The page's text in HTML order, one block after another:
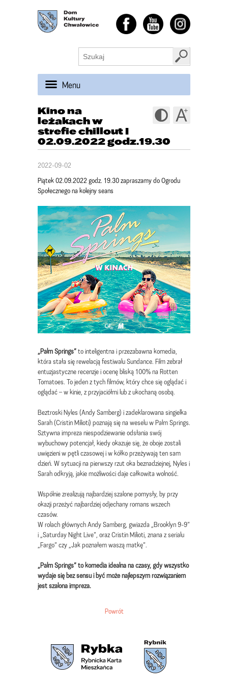
Menu
Kino na
leżakach w
strefie chillout I
02.09.2022 godz.19.30
2022-09-02
Piątek 02.09.2022 godz. 19.30 zapraszamy do Ogrodu
Społecznego na kolejny seans
„Palm Springs”to inteligentna i przezabawna komedia,
która stała się rewelacją festiwalu Sundance. Film zebrał
entuzjastyczne recenzje i ocenę bliską 100% na Rotten
Tomatoes. To jeden z tych filmów, który chce się oglądać i
oglądać – w kinie, z przyjaciółmi lub z ukochaną osobą.
Beztroski Nyles (Andy Samberg) i zadeklarowana singielka
Sarah (Cristin Milioti) poznają się na weselu w Palm Springs.
Sztywna impreza niespodziewanie odsłania swój
wybuchowy potencjał, kiedy okazuje się, że oboje zostali
uwięzieni w pętli czasowej i w kółko przeżywają ten sam
dzień. W sytuacji na pierwszy rzut oka beznadziejnej, Nyles i
Sarah odkryją, jakie możliwości daje całkowita wolność.
Wspólnie zrealizują najbardziej szalone pomysły, by przy
okazji przeżyć najbardziej odjechany romans wszech
czasów.
W rolach głównych Andy Samberg, gwiazda „Brooklyn 9-9”
i „Saturday Night Live”, oraz Cristin Milioti, znana z serialu
„Fargo” czy „Jak poznałem waszą matkę”.
„Palm Springs” to komedia idealna na czasy, gdy wszystko
wydaje się bez sensu i być może najlepszym rozwiązaniem
jest szalona impreza.
Powrót